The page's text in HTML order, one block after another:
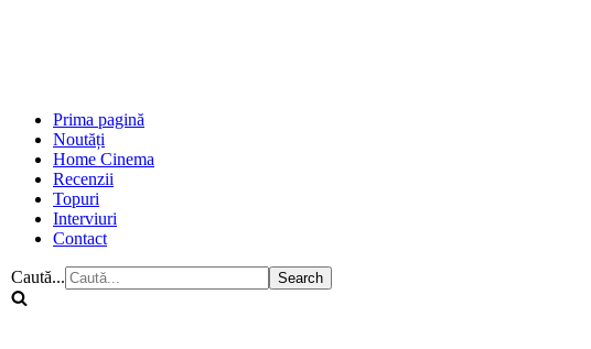
Prima pagină
Noutăți
Home Cinema
Recenzii
Topuri
Interviuri
Contact
Caută...